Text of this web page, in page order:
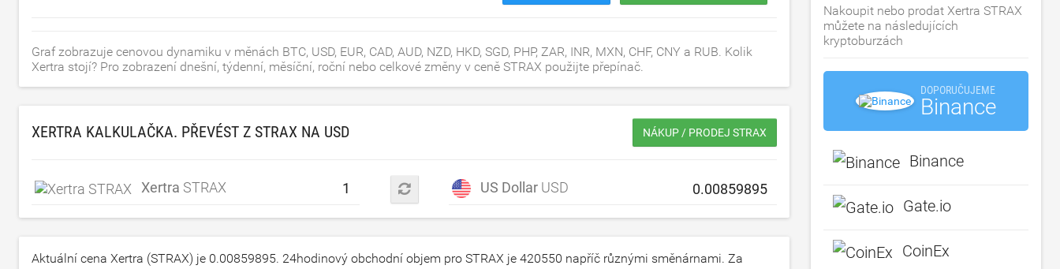
Graf zobrazuje cenovou dynamiku v měnách BTC, USD, EUR, CAD, AUD, NZD, HKD, SGD, PHP, ZAR, INR, MXN, CHF, CNY a RUB. Kolik
Xertra stojí? Pro zobrazení dnešní, týdenní, měsíční, roční nebo celkové změny v ceně STRAX použijte přepínač.
XERTRA KALKULAČKA. PŘEVÉST Z STRAX NA USD NÁKUP / PRODEJ STRAX
Xertra STRAX US Dollar USD
Aktuální cena Xertra (STRAX) je 0.00859895. 24hodinový obchodní objem pro STRAX je 420550 napříč různými směnárnami. Za
Nakoupit nebo prodat Xertra STRAX
můžete na následujících
kryptoburzách
DOPORUČUJEME
Binance
Binance
Gate.io
CoinEx